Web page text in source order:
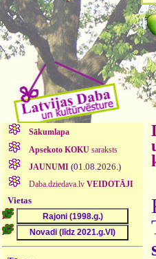
Sākumlapa
Apsekoto KOKUsaraksts
JAUNUMI (01.08.2026.)
Daba.dziedava.lv VEIDOTĀJI
Vietas